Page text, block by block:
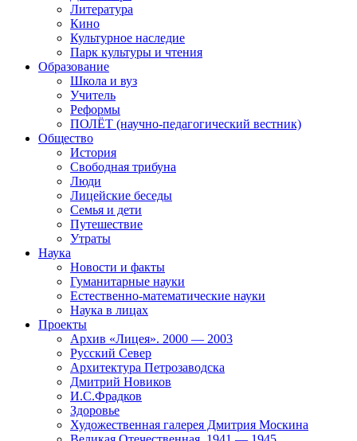
Литература
Кино
Культурное наследие
Парк культуры и чтения
Образование
Школа и вуз
Учитель
Реформы
ПОЛЁТ (научно-педагогический вестник)
Общество
История
Свободная трибуна
Люди
Лицейские беседы
Семья и дети
Путешествие
Утраты
Наука
Новости и факты
Гуманитарные науки
Естественно-математические науки
Наука в лицах
Проекты
Архив «Лицея». 2000 — 2003
Русский Север
Архитектура Петрозаводска
Дмитрий Новиков
И.С.Фрадков
Здоровье
Художественная галерея Дмитрия Москина